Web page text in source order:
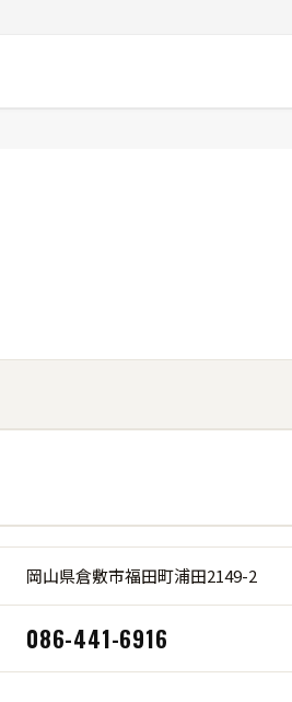
岡山県倉敷市福田町浦田2149-2
086-441-6916